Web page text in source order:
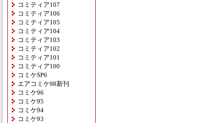
コミティア107
コミティア106
コミティア105
コミティア104
コミティア103
コミティア102
コミティア101
コミティア100
コミケSP6
エアコミケ98新刊
コミケ96
コミケ95
コミケ94
コミケ93